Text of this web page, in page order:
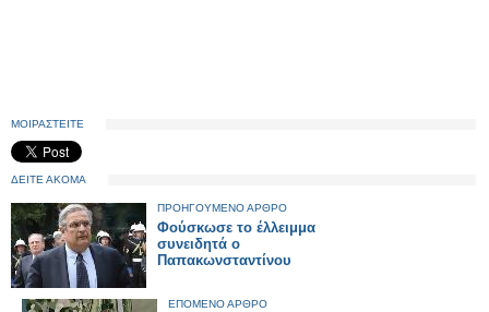
ΜΟΙΡΑΣΤΕΙΤΕ
ΔΕΙΤΕ ΑΚΟΜΑ
ΠΡΟΗΓΟΥΜΕΝΟ ΑΡΘΡΟ
Φούσκωσε το έλλειμμα
συνειδητά ο
Παπακωνσταντίνου
ΕΠΟΜΕΝΟ ΑΡΘΡΟ